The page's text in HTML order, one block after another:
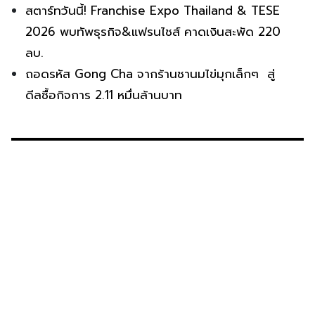
สตาร์ทวันนี้! Franchise Expo Thailand & TESE
2026 พบทัพธุรกิจ&แฟรนไชส์ คาดเงินสะพัด 220
ลบ.
ถอดรหัส Gong Cha จากร้านชานมไข่มุกเล็กๆ สู่
ดีลซื้อกิจการ 2.11 หมื่นล้านบาท